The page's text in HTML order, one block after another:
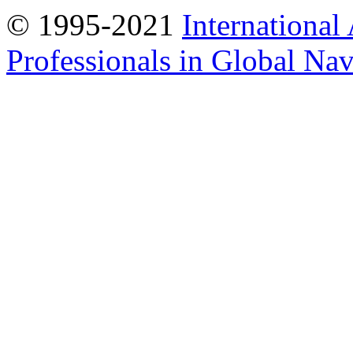
© 1995-2021 International
Professionals in Global